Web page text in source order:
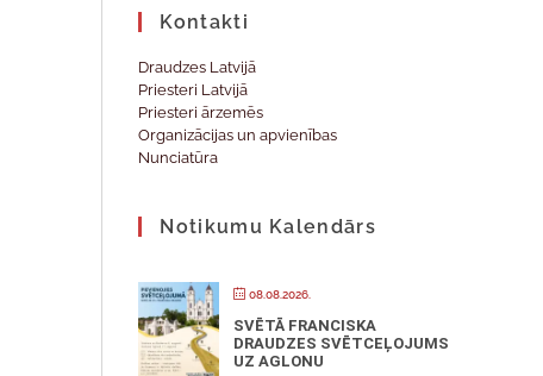
Kontakti
Draudzes Latvijā
Priesteri Latvijā
Priesteri ārzemēs
Organizācijas un apvienības
Nunciatūra
Notikumu Kalendārs
08.08.2026.
SVĒTĀ FRANCISKA
DRAUDZES SVĒTCEĻOJUMS
UZ AGLONU